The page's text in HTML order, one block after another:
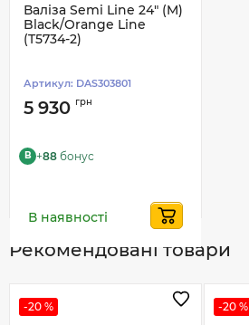
Валіза Semi Line 24" (M)
Black/Orange Line
(T5734-2)
Артикул: DAS303801
5 930 грн
B +88 бонус
В наявності
Рекомендовані товари
-20 % -20 %